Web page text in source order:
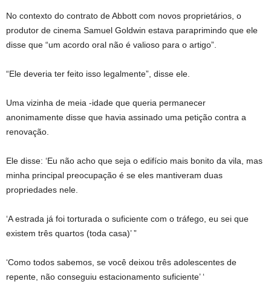
No contexto do contrato de Abbott com novos proprietários, o
produtor de cinema Samuel Goldwin estava paraprimindo que ele
disse que “um acordo oral não é valioso para o artigo”.
“Ele deveria ter feito isso legalmente”, disse ele.
Uma vizinha de meia -idade que queria permanecer
anonimamente disse que havia assinado uma petição contra a
renovação.
Ele disse: ‘Eu não acho que seja o edifício mais bonito da vila, mas
minha principal preocupação é se eles mantiveram duas
propriedades nele.
‘A estrada já foi torturada o suficiente com o tráfego, eu sei que
existem três quartos (toda casa)’ ”
‘Como todos sabemos, se você deixou três adolescentes de
repente, não conseguiu estacionamento suficiente’ ‘